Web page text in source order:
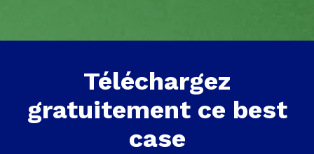
Téléchargez
gratuitement ce best
case